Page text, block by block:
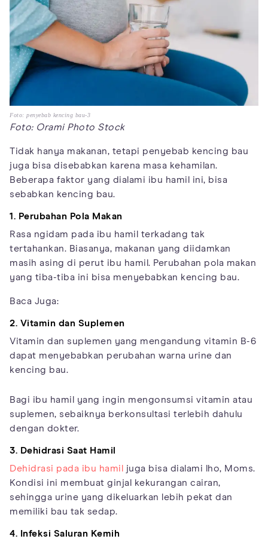
Foto: penyebab kencing bau-3
Foto: Orami Photo Stock
Tidak hanya makanan, tetapi penyebab kencing bau
juga bisa disebabkan karena masa kehamilan.
Beberapa faktor yang dialami ibu hamil ini, bisa
sebabkan kencing bau.
1. Perubahan Pola Makan
Rasa ngidam pada ibu hamil terkadang tak
tertahankan. Biasanya, makanan yang diidamkan
masih asing di perut ibu hamil. Perubahan pola makan
yang tiba-tiba ini bisa menyebabkan kencing bau.
Baca Juga:
2. Vitamin dan Suplemen
Vitamin dan suplemen yang mengandung vitamin B-6
dapat menyebabkan perubahan warna urine dan
kencing bau.
Bagi ibu hamil yang ingin mengonsumsi vitamin atau
suplemen, sebaiknya berkonsultasi terlebih dahulu
dengan dokter.
3. Dehidrasi Saat Hamil
Dehidrasi pada ibu hamil
juga bisa dialami lho, Moms.
Kondisi ini membuat ginjal kekurangan cairan,
sehingga urine yang dikeluarkan lebih pekat dan
memiliki bau tak sedap.
4. Infeksi Saluran Kemih